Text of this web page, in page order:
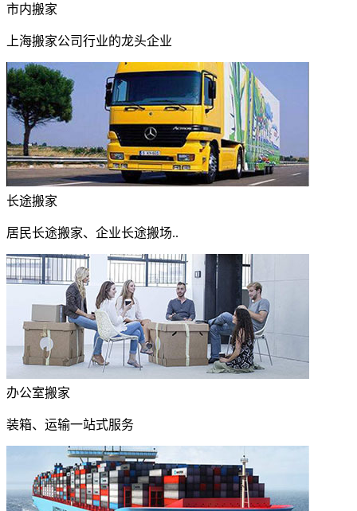
市内搬家
上海搬家公司行业的龙头企业
长途搬家
居民长途搬家、企业长途搬场..
办公室搬家
装箱、运输一站式服务